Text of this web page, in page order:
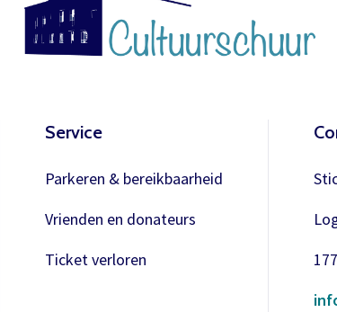
Service
Parkeren & bereikbaarheid
Vrienden en donateurs
Ticket verloren